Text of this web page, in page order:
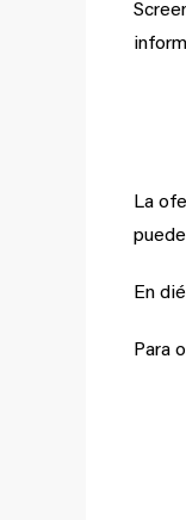
La
En
Para